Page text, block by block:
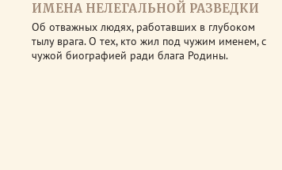
ИМЕНА НЕЛЕГАЛЬНОЙ РАЗВЕДКИ
Об отважных людях, работавших в глубоком
тылу врага. О тех, кто жил под чужим именем, с
чужой биографией ради блага Родины.